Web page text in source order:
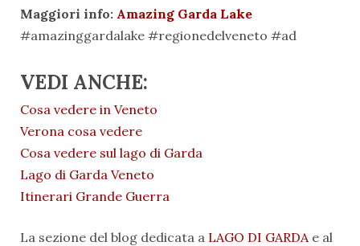
Maggiori info: Amazing Garda Lake
#amazinggardalake #regionedelveneto #ad
VEDI ANCHE:
Cosa vedere in Veneto
Verona cosa vedere
Cosa vedere sul lago di Garda
Lago di Garda Veneto
Itinerari Grande Guerra
La sezione del blog dedicata a LAGO DI GARDA e al